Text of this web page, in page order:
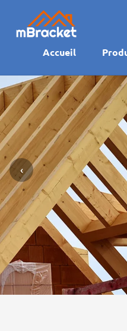
Accueil
‹